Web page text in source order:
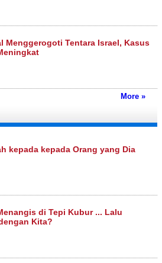
Menggerogoti Tentara Israel, Kasus
More »
kepada kepada Orang yang Dia
di Tepi Kubur ... Lalu
Kita?